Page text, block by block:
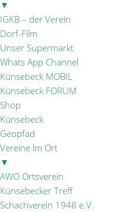
▼
IGKB – der Verein
Dorf-Film
Unser Supermarkt
Whats App Channel
Künsebeck MOBIL
Künsebeck FORUM
Shop
Künsebeck
Geopfad
Vereine im Ort
▼
AWO Ortsverein
Künsebecker Treff
Schachverein 1948 e.V.